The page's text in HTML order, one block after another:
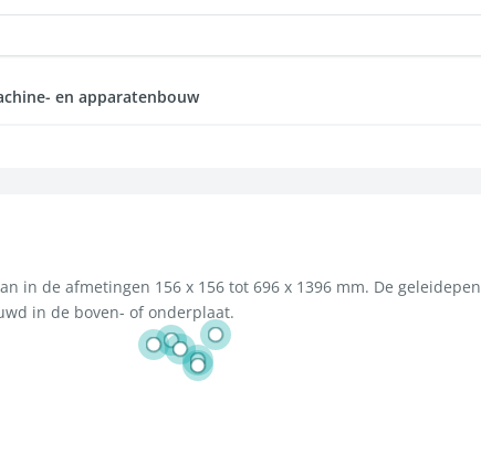
en apparatenbouw
in de afmetingen 156 x 156 tot 696 x 1396 mm. De geleidepen
in de boven- of onderplaat.